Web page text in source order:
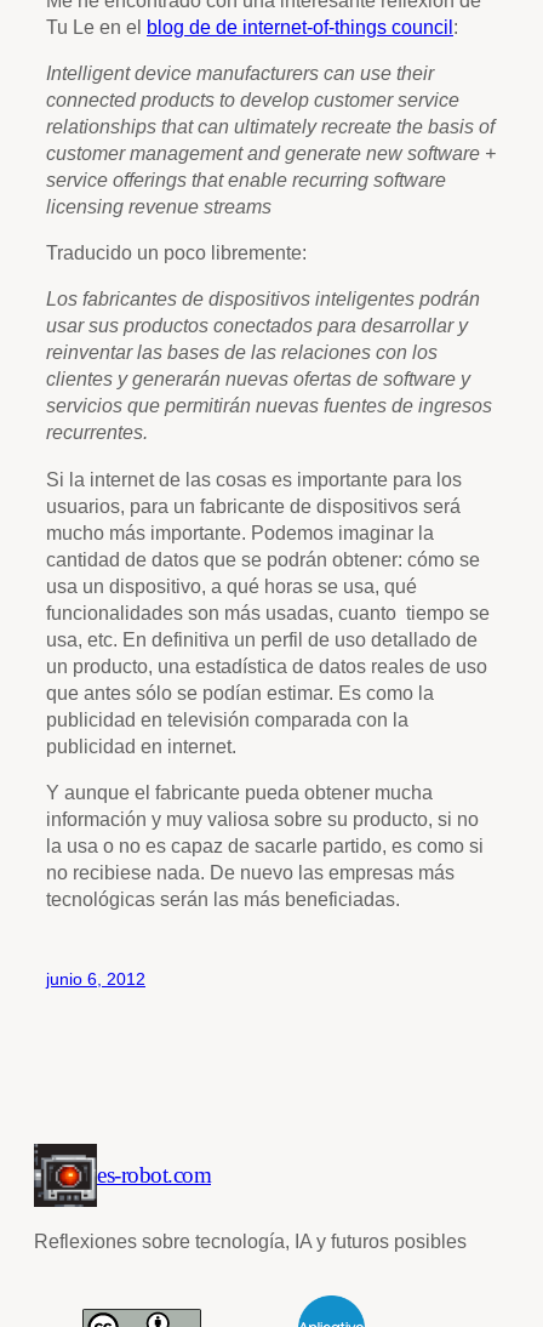
Tu Le en el blog de de internet-of-things council:
Intelligent device manufacturers can use their
connected products to develop customer service
relationships that can ultimately recreate the basis of
customer management and generate new software +
service offerings that enable recurring software
licensing revenue streams
Traducido un poco libremente:
Los fabricantes de dispositivos inteligentes podrán
usar sus productos conectados para desarrollar y
reinventar las bases de las relaciones con los
clientes y generarán nuevas ofertas de software y
servicios que permitirán nuevas fuentes de ingresos
recurrentes.
Si la internet de las cosas es importante para los
usuarios, para un fabricante de dispositivos será
mucho más importante. Podemos imaginar la
cantidad de datos que se podrán obtener: cómo se
usa un dispositivo, a qué horas se usa, qué
funcionalidades son más usadas, cuanto tiempo se
usa, etc. En definitiva un perfil de uso detallado de
un producto, una estadística de datos reales de uso
que antes sólo se podían estimar. Es como la
publicidad en televisión comparada con la
publicidad en internet.
Y aunque el fabricante pueda obtener mucha
información y muy valiosa sobre su producto, si no
la usa o no es capaz de sacarle partido, es como si
no recibiese nada. De nuevo las empresas más
tecnológicas serán las más beneficiadas.
junio 6, 2012
es-robot.com
Reflexiones sobre tecnología, IA y futuros posibles